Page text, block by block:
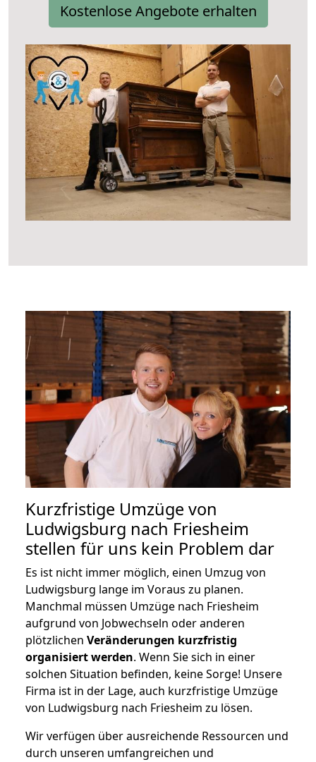
Kostenlose Angebote erhalten
Kurzfristige Umzüge von
Ludwigsburg nach Friesheim
stellen für uns kein Problem dar
Es ist nicht immer möglich, einen Umzug von
Ludwigsburg lange im Voraus zu planen.
Manchmal müssen Umzüge nach Friesheim
aufgrund von Jobwechseln oder anderen
plötzlichen Veränderungen kurzfristig
organisiert werden. Wenn Sie sich in einer
solchen Situation befinden, keine Sorge! Unsere
Firma ist in der Lage, auch kurzfristige Umzüge
von Ludwigsburg nach Friesheim zu lösen.
Wir verfügen über ausreichende Ressourcen und
durch unseren umfangreichen und